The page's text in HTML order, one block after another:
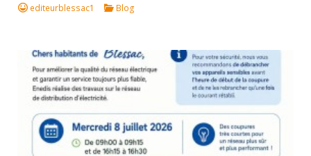
editeurblessac1
Blog